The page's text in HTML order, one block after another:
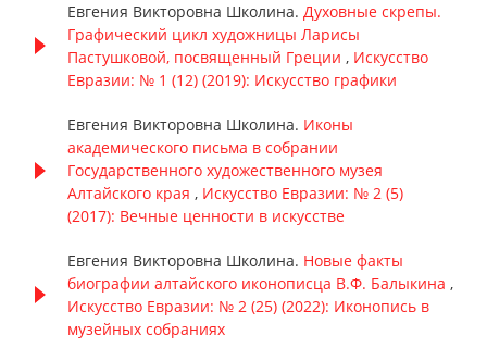
Евгения Викторовна Школина. Духовные скрепы.
Графический цикл художницы Ларисы
Пастушковой, посвященный Греции , Искусство
Евразии: № 1 (12) (2019): Искусство графики
Евгения Викторовна Школина. Иконы
академического письма в собрании
Государственного художественного музея
Алтайского края , Искусство Евразии: № 2 (5)
(2017): Вечные ценности в искусстве
Евгения Викторовна Школина. Новые факты
биографии алтайского иконописца В.Ф. Балыкина ,
Искусство Евразии: № 2 (25) (2022): Иконопись в
музейных собраниях